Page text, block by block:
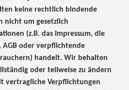
keine rechtlich bindende
nicht um gesetzlich
(z.B. das Impressum, die
AGB oder verpflichtende
handelt. Wir behalten
oder teilweise zu ändern
vertragliche Verpflichtungen